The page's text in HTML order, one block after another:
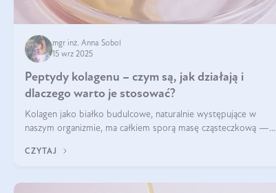
mgr inż. Anna Sobol
15 wrz 2025
Peptydy kolagenu – czym są, jak działają i
dlaczego warto je stosować?
Kolagen jako białko budulcowe, naturalnie występujące w
naszym organizmie, ma całkiem sporą masę cząsteczkową —
formie, byłby trudno strawialny. Aby był lepiej przyswajalny i
CZYTAJ